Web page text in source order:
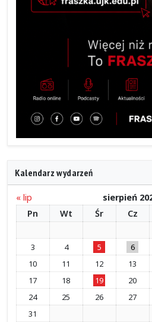
Kalendarz wydarzeń
« lip sierpień
Pn
Wt Śr Cz
3
4 5 6
10
11 12 13
17
18 19 20
24
25 26 27
31